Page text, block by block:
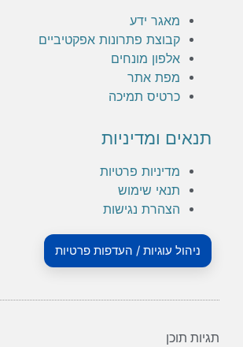
מאגר ידע
קבוצת פתרונות אפקטיביים
אלפון מונחים
מפת אתר
כרטיס תמיכה
תנאים ומדיניות
מדיניות פרטיות
תנאי שימוש
הצהרת נגישות
ניהול עוגיות / העדפות פרטיות
תגיות תוכן